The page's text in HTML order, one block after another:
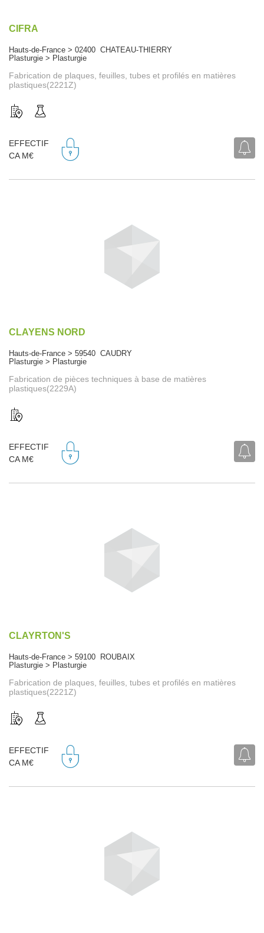
CIFRA
Hauts-de-France > 02400 CHATEAU-THIERRY
Plasturgie > Plasturgie
Fabrication de plaques, feuilles, tubes et profilés en matières
plastiques(2221Z)
EFFECTIF
CA M€
CLAYENS NORD
Hauts-de-France > 59540 CAUDRY
Plasturgie > Plasturgie
Fabrication de pièces techniques à base de matières
plastiques(2229A)
EFFECTIF
CA M€
CLAYRTON'S
Hauts-de-France > 59100 ROUBAIX
Plasturgie > Plasturgie
Fabrication de plaques, feuilles, tubes et profilés en matières
plastiques(2221Z)
EFFECTIF
CA M€